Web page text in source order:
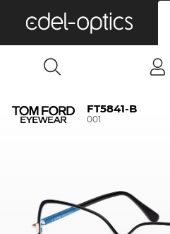
FT5841-B
001